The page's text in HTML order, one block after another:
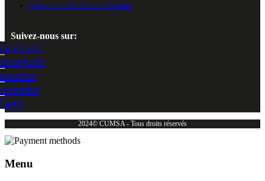
Politique en Matière de Cookies
Suivez-nous sur:
2024© CUMSA - Tous droits réservés
Menu